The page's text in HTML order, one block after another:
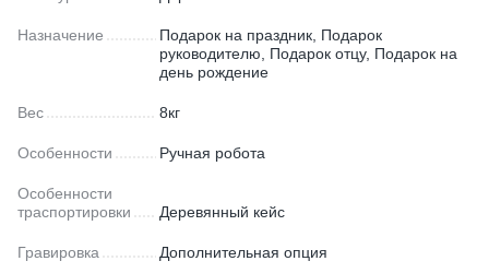
Назначение
Подарок на праздник, Подарок
руководителю, Подарок отцу, Подарок на
день рождение
Вес 8кг
Особенности Ручная робота
Особенности
траспортировки
Деревянный кейс
Гравировка Дополнительная опция